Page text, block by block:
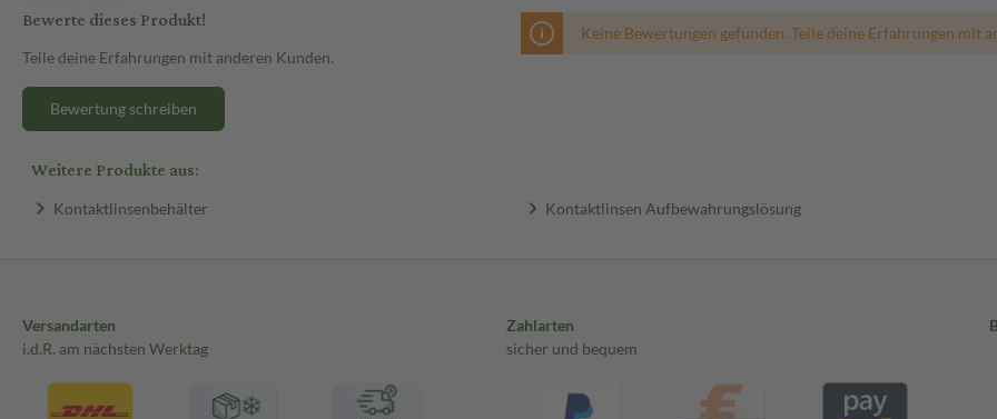
Bewerte dieses Produkt!
Teile deine Erfahrungen mit anderen Kunden.
Bewertung schreiben
Keine Bewertungen gefunden. Teile deine Erfahrungen mit
Weitere Produkte aus:
Kontaktlinsenbehälter Kontaktlinsen Aufbewahrungslösung
Versandarten
i.d.R. am nächsten Werktag
Zahlarten
sicher und bequem